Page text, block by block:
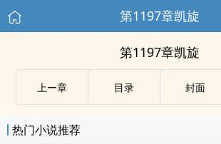
第1197章凯旋
第1197章凯旋
上ー章 目录 封面
热门小说推荐